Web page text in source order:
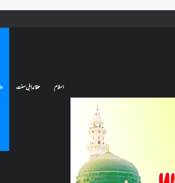
گا؟فنائے مسجد کسے کہتے ہیں ، اور کیا معتکف فنائے مسجد میں جا سکتا ہے؟
اسلام عقائد اہل سنت